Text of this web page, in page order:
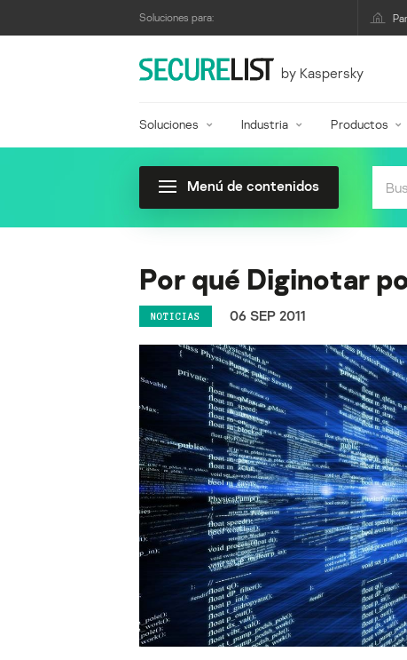
Soluciones para:
by Kaspersky
Soluciones Industria Productos
Menú de contenidos
Por qué Diginotar
NOTICIAS 06 SEP 2011